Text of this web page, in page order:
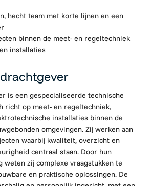
hecht team met korte lijnen en een
binnen de meet- en regeltechniek
installaties
is een gespecialiseerde technische
richt op meet- en regeltechniek,
installaties binnen de
omgevingen. Zij werken aan
waarbij kwaliteit, overzicht en
centraal staan. Door hun
weten zij complexe vraagstukken te
en praktische oplossingen. De